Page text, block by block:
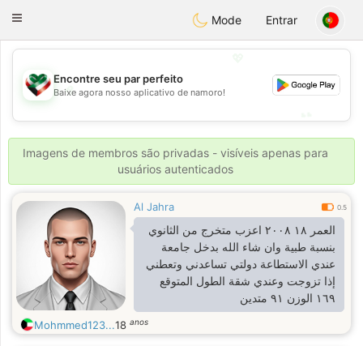
KuwaitChat
Toggle
Mode Entrar
💖
💕
Encontre seu par perfeito
Baixe agora nosso aplicativo de namoro!
Imagens de membros são privadas - visíveis apenas para
usuários autenticados
Al Jahra 0.5
العمر ١٨ ٢٠٠٨ اعزب متخرج من الثانوي
بنسبة طبية وان شاء الله بدخل جامعة
عندي الاستطاعة دولتي تساعدني وتعطني
إذا تزوجت وعندي شقة الطول المتوقع
١٦٩ الوزن ٩١ متدين
Mohmmed123...18 anos